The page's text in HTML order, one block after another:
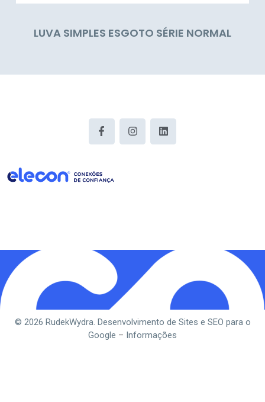
LUVA SIMPLES ESGOTO SÉRIE NORMAL
© 2026 RudekWydra. Desenvolvimento de Sites e SEO para o
Google – Informações